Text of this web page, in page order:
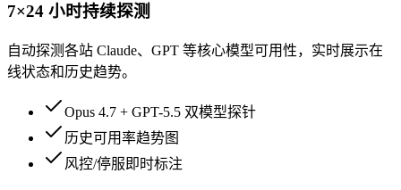
7×24 小时持续探测
自动探测各站 Claude、GPT 等核心模型可用性，实时展示在
线状态和历史趋势。
Opus 4.7 + GPT-5.5 双模型探针
历史可用率趋势图
风控/停服即时标注